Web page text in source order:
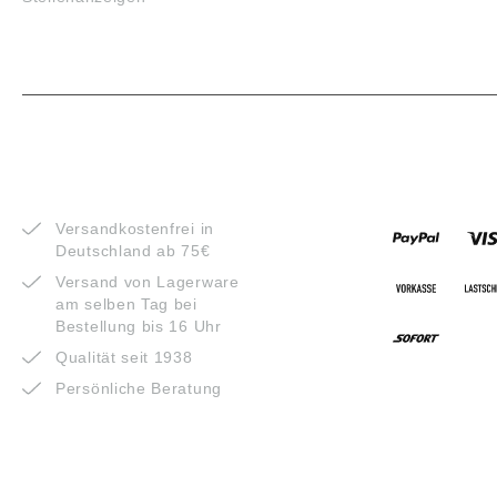
Versandkostenfrei in
Deutschland ab 75€
Versand von Lagerware
am selben Tag bei
Bestellung bis 16 Uhr
Qualität seit 1938
Persönliche Beratung